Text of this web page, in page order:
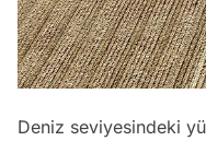
Deniz seviyesindeki